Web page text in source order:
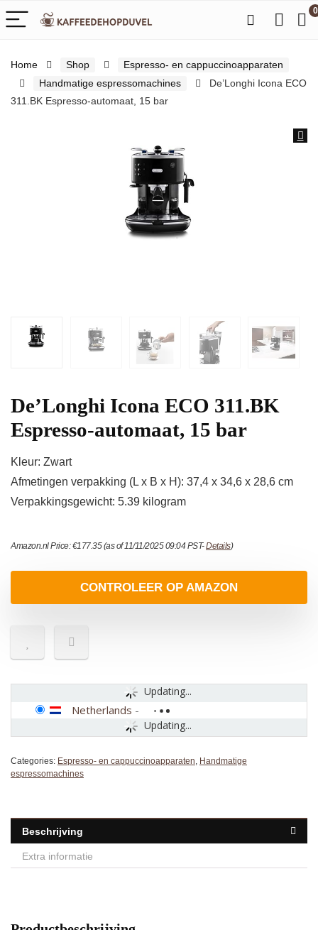
0
Home Shop
Espresso- en cappuccinoapparaten
Handmatige espressomachines
De’Longhi Icona ECO
311.BK Espresso-automaat, 15 bar
De’Longhi Icona ECO 311.BK
Espresso-automaat, 15 bar
Kleur: Zwart
Afmetingen verpakking (L x B x H): 37,4 x 34,6 x 28,6 cm
Verpakkingsgewicht: 5.39 kilogram
Amazon.nl Price:€177.35(as of 11/11/2025 09:04 PST-Details)
CONTROLEER OP AMAZON
Updating...
Updating...
Netherlands -
Categories: Espresso- en cappuccinoapparaten, Handmatige
espressomachines
Beschrijving
Extra informatie